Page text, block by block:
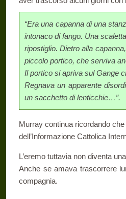
“Era una capanna di una
intonaco di fango. Una
ripostiglio. Dietro alla
piccolo portico, che serviva
Il portico si apriva sul Gange
Regnava un apparente
un sacchetto di lenticchie…”.
Murray continua ricordando
dell’Informazione Cattolica
L’eremo tuttavia non diventa
Anche se amava trascorrere
compagnia.